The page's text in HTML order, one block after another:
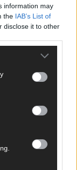
information may
the IAB’s List of
disclose it to other